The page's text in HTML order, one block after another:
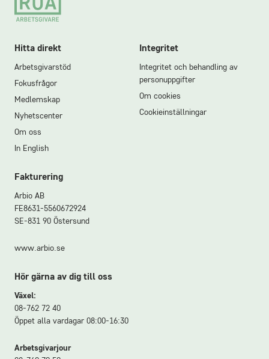
Hitta direkt
Arbetsgivarstöd
Fokusfrågor
Medlemskap
Nyhetscenter
Om oss
In English
Integritet
Integritet och behandling av
personuppgifter
Om cookies
Cookieinställningar
Fakturering
Arbio AB
FE8631-5560672924
SE-831 90 Östersund
www.arbio.se
Hör gärna av dig till oss
Växel:
08-762 72 40
Öppet alla vardagar 08:00-16:30
Arbetsgivarjour